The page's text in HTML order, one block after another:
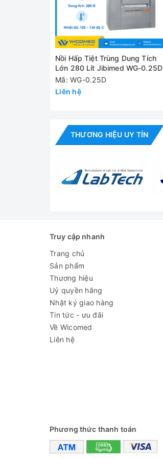
Buồng hấp
Kích thước
buồng hấp
Kích thước
ngoài
Áp suất thiết kế
Áp suất khí nén
Nguồn điện
Trọng lượng
máy
Cung cấp bao gồm:
✅Nồi hấp tiệt trùng WG-0.25D
✅ Bộ phụ kiện tiêu chuẩn
Nồi Hấp Tiệt Trùng Dung Tích
Lớn 280 Lít Jibimed WG-0.25D
Mã: WG-0.25D
Liên hệ
THƯƠNG HIỆU UY TÍN
Truy cập nhanh
Trang chủ
Sản phẩm
Thương hiệu
Uỷ quyền hãng
Nhật ký giao hàng
Tin tức - ưu đãi
Về Wicomed
Liên hệ
Phương thức thanh toán